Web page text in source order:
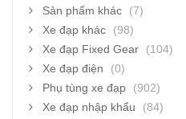
Sản phẩm khác
(7)
Xe đạp khác
(98)
Xe đạp Fixed Gear
(104)
Xe đạp điện
(0)
Phụ tùng xe đạp
(902)
Xe đạp nhập khẩu
(84)